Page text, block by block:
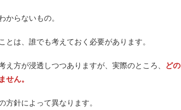
らないもの。
は、誰でも考えておく必要があります。
え方が浸透しつつありますが、実際のところ、
どの
せん。
針によって異なります。